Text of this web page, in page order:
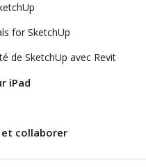
for SketchUp
de SketchUp avec Revit
iPad
et collaborer